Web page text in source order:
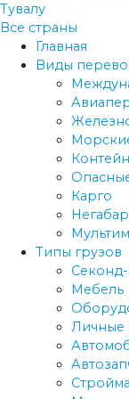
Тувалу
Все страны
Главная
Виды
Карго
Типы грузов
Мебель
Личные